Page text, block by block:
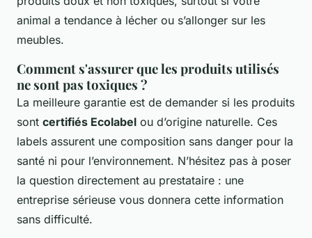
animal a tendance à lécher ou s’allonger sur les
meubles.
Comment s'assurer que les produits utilisés
ne sont pas toxiques ?
La meilleure garantie est de demander si les produits
sont certifiés Ecolabel ou d’origine naturelle. Ces
labels assurent une composition sans danger pour la
santé ni pour l’environnement. N’hésitez pas à poser
la question directement au prestataire : une
entreprise sérieuse vous donnera cette information
sans difficulté.